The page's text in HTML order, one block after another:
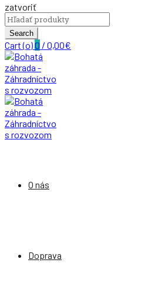
zatvoriť
Search
for:
Search
Cart (o)0 / 0,00€
O nás
Doprava